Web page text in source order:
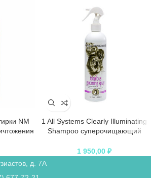
NM
1 All Systems Clearly Illuminating
Shampoo суперочищающий
1 950,00 ₽
д. 7А